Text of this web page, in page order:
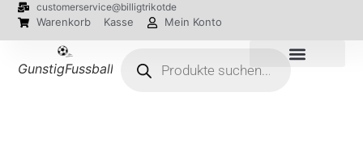
customerservice@billigtrikotde
Warenkorb Kasse Mein Konto
GunstigFussballTrikot